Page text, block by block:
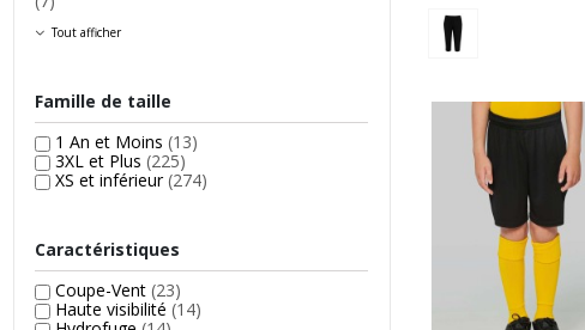
Tout afficher
Famille de taille
1 An et Moins (13)
3XL et Plus (225)
XS et inférieur(274)
Caractéristiques
Coupe-Vent (23)
Haute visibilité (14)